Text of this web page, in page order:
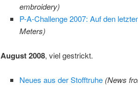
embroidery)
P-A-Challenge 2007: Auf den
Meters)
August 2008, viel gestrickt.
Neues aus der Stofftruhe (News